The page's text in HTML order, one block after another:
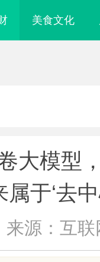
美食文化
大模型
属于‘去
来源：互联